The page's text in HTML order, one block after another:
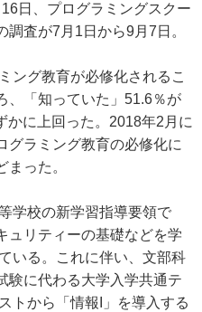
日、プログラミングスクー
査が7月1日から9月7日。
ング教育が必修化されるこ
、「知っていた」51.6％が
かに上回った。2018年2月に
グラミング教育の必修化に
った。
学校の新学習指導要領で
ュリティーの基礎などを学
いる。これに伴い、文部科
験に代わる大学入学共通テ
トから「情報I」を導入する